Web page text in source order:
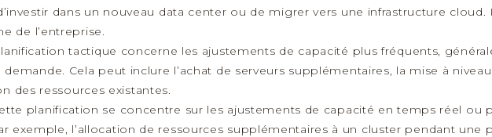
dans un nouveau data center ou de migrer vers une infrastructure cloud.
de l’entreprise.
tactique concerne les ajustements de capacité plus fréquents,
Cela peut inclure l’achat de serveurs supplémentaires, la mise à
des ressources existantes.
planification se concentre sur les ajustements de capacité en temps réel ou
exemple, l’allocation de ressources supplémentaires à un cluster pendant une